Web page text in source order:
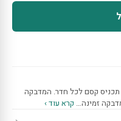
קסם לכל חדר. המדבקה
זמינה… קרא עוד ›